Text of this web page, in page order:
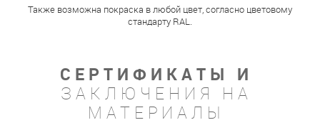
Также возможна покраска в любой цвет, согласно цветовому
стандарту RAL.
СЕРТИФИКАТЫ И
ЗАКЛЮЧЕНИЯ НА
МАТЕРИАЛЫ